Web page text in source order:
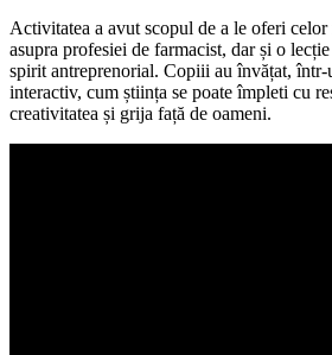
Activitatea a avut scopul de a le oferi
asupra profesiei de farmacist, dar și o
spirit antreprenorial. Copiii au învățat, într-
interactiv, cum știința se poate împleti cu
creativitatea și grija față de oameni.